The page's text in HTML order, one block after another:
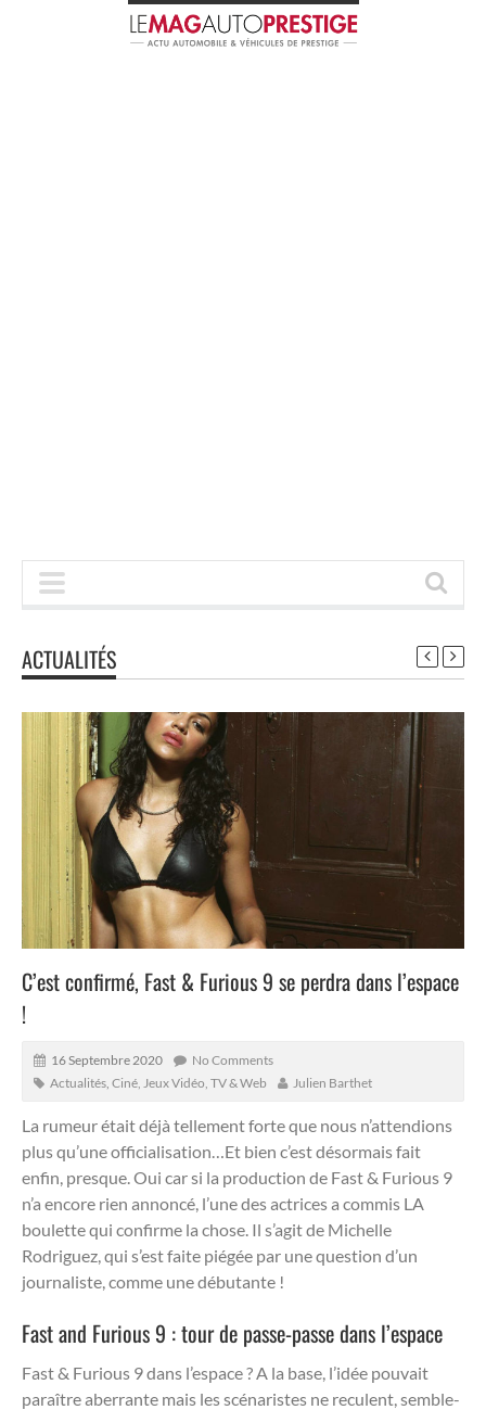
ACTUALITÉS
C’est confirmé, Fast & Furious 9 se perdra dans l’espace
!
16 Septembre 2020
No Comments
Actualités Ciné, Jeux Vidéo, TV & Web Julien Barthet
La rumeur était déjà tellement forte que nous n’attendions
plus qu’une officialisation…Et bien c’est désormais fait
enfin, presque. Oui car si la production de Fast & Furious 9
n’a encore rien annoncé, l’une des actrices a commis LA
boulette qui confirme la chose. Il s’agit de Michelle
Rodriguez, qui s’est faite piégée par une question d’un
journaliste, comme une débutante !
Fast and Furious 9 : tour de passe-passe dans l’espace
Fast & Furious 9 dans l’espace ? A la base, l’idée pouvait
paraître aberrante mais les scénaristes ne reculent, semble-